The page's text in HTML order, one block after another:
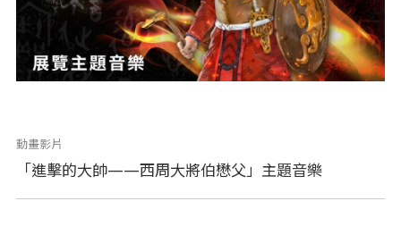
動畫影片
「進擊的大帥——西周大將伯懋父」主題音樂